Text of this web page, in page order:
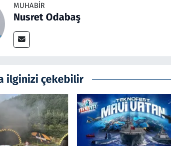
MUHABIR
Nusret Odabaş
ilginizi çekebilir